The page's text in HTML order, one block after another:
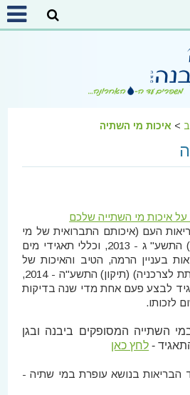
> איכות מי השתיה
איכות מי השתייה שלכם
בריאות העם (איכותם התברואית של מי
שתייה ומתקני מי שתייה) התשע" ג - 2013, וכללי תאגידי מים
בעניין הרמה, הטיב והאיכות של
השירותים שעל חברה לתת לצרכניה) (תיקון) התשע"ה - 2014,
לבצע פעם אחת מדי שנה בדיקות
לזכותו.
השתייה המסופקים ביבנה ובגן
- לחץ כאן
בנושא עופרת במי שתיה -